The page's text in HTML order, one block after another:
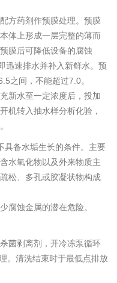
方药剂作预膜处理。预膜
体上形成一层完整的薄而
膜后可降低设备的腐蚀
迅速排水并补入新鲜水。预
之间，不能超过7.0。
新水至一定浓度后，投加
机转入抽水样分析化验，
具备水垢生长的条件。主要
水氧化物以及外来物质主
松、多孔或胶凝状物构成
腐蚀金属的潜在危险。
菌剥离剂，开冷冻泵循环
。清洗结束时于最低点排放